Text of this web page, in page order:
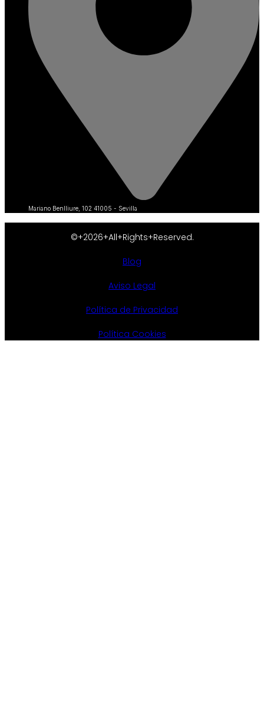
Mariano Benlliure, 102 41005 - Sevilla
©+2026+All+Rights+Reserved.
Blog
Aviso Legal
Política de Privacidad
Política Cookies